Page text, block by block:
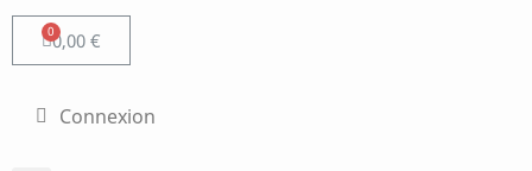
0,00 €
Connexion